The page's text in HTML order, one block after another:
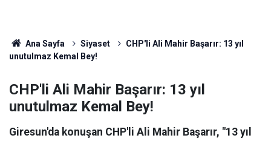
Ana Sayfa Siyaset
CHP'li Ali Mahir Başarır: 13 yıl
unutulmaz Kemal Bey!
CHP'li Ali Mahir Başarır: 13 yıl
unutulmaz Kemal Bey!
Giresun'da konuşan CHP'li Ali Mahir Başarır, "13 yıl